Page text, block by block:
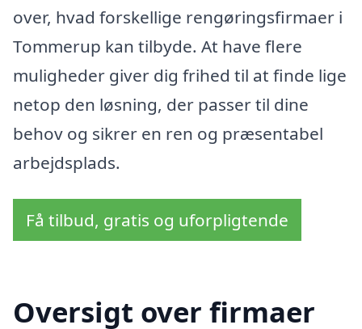
over, hvad forskellige rengøringsfirmaer i
Tommerup kan tilbyde. At have flere
muligheder giver dig frihed til at finde lige
netop den løsning, der passer til dine
behov og sikrer en ren og præsentabel
arbejdsplads.
Få tilbud, gratis og uforpligtende
Oversigt over firmaer